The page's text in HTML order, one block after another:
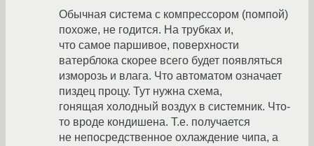
Обычная система с компрессором (помпой)
похоже, не годится. На трубках и,
что самое паршивое, поверхности
ватерблока скорее всего будет появляться
изморозь и влага. Что автоматом означает
пиздец процу. Тут нужна схема,
гонящая холодный воздух в системник. Что-
то вроде кондишена. Т.е. получается
не непосредственное охлаждение чипа, а